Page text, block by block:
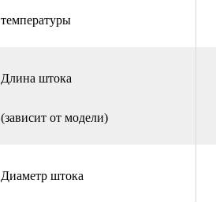
температуры
Длина штока
(зависит от модели)
Диаметр штока